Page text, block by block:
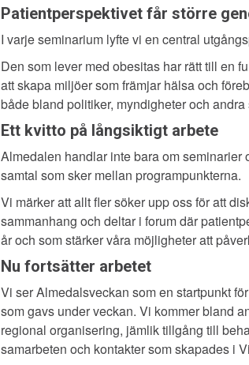
Patientperspektivet får större
I varje seminarium lyfte vi en central
Den som lever med obesitas har rätt till en
att skapa miljöer som främjar hälsa och
både bland politiker, myndigheter och andra
Ett kvitto på långsiktigt arbete
Almedalen handlar inte bara om seminarier
samtal som sker mellan programpunkterna.
Vi märker att allt fler söker upp oss för att
sammanhang och deltar i forum där
år och som stärker våra möjligheter att
Nu fortsätter arbetet
Vi ser Almedalsveckan som en startpunkt
som gavs under veckan. Vi kommer bland
regional organisering, jämlik tillgång till
samarbeten och kontakter som skapades i